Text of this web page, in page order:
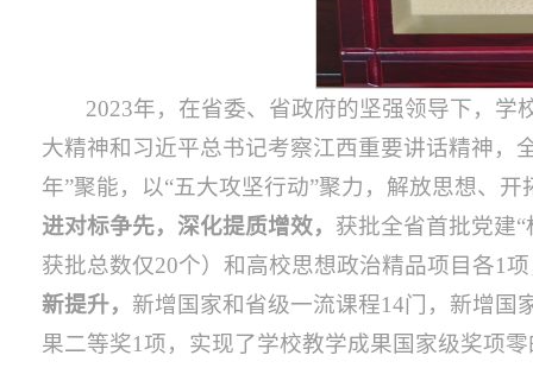
2023年，在省委、省政府的坚强领导下，
大精神和习近平总书记考察江西重要讲话精神，
年”聚能，以“五大攻坚行动”聚力，解放思想、
进对标争先，深化提质增效， 获批全省首批党建
获批总数仅20个）和高校思想政治精品项目各1
新提升， 新增国家和省级一流课程14门，新增国
果二等奖1项，实现了学校教学成果国家级奖项